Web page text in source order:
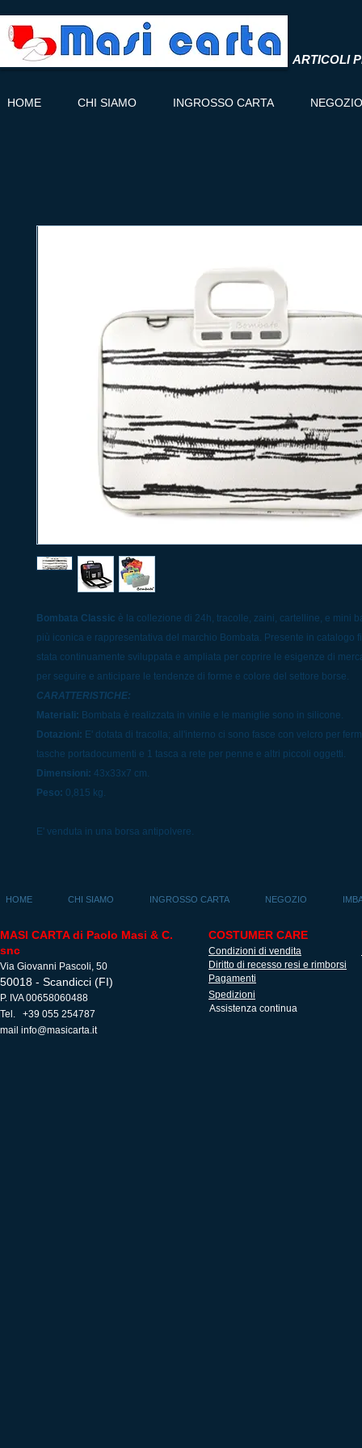
ARTICOLI
HOME CHI SIAMO INGROSSO CARTA NEGOZIO
Bombata Classic è la collezione di 24h, tracolle, zaini, cartelline, e mini
più iconica e rappresentativa del marchio Bombata. Presente in catalogo
stata continuamente sviluppata e ampliata per coprire le esigenze di
per seguire e anticipare le tendenze di forme e colore del settore borse.
CARATTERISTICHE:
Materiali: Bombata è realizzata in vinile e le maniglie sono in silicone.
Dotazioni: E' dotata di tracolla; all'interno ci sono fasce con velcro per
tasche portadocumenti e 1 tasca a rete per penne e altri piccoli oggetti.
Dimensioni: 43x33x7 cm.
Peso: 0,815 kg.
E' venduta in una borsa antipolvere.
HOME CHI SIAMO INGROSSO CARTA NEGOZIO
MASI CARTA di Paolo Masi & C.
snc
Via Giovanni Pascoli, 50
50018 - Scandicci (FI)
P. IVA 00658060488
Tel. +39 055 254787
mail info@masicarta.it
COSTUMER CARE
Condizioni di vendita
Diritto di recesso resi e rimborsi
Pagamenti
Spedizioni
Assistenza continua